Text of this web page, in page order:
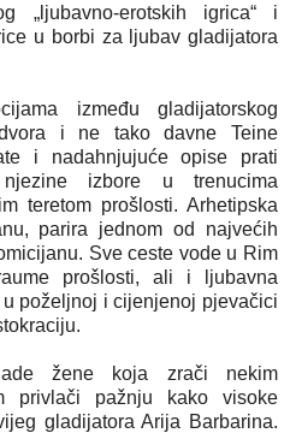
„ljubavno-erotskih igrica“ i
u borbi za ljubav gladijatora
između gladijatorskog
i ne tako davne Teine
i nadahnjujuće opise prati
izbore u trenucima
teretom prošlosti. Arhetipska
parira jednom od najvećih
Sve ceste vode u Rim
prošlosti, ali i ljubavna
poželjnoj i cijenjenoj pjevačici
žene koja zrači nekim
privlači pažnju kako visoke
gladijatora Arija Barbarina.